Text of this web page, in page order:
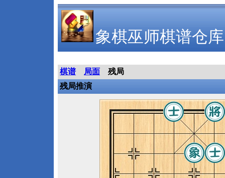
象棋巫师棋谱仓库
棋谱 局面
残局
残局推演